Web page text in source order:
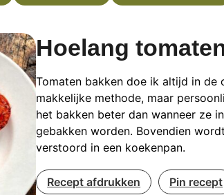
Hoelang
Tomaten bakken doe ik altijd in de
makkelijke methode, maar
het bakken beter dan wanneer ze
gebakken worden. Bovendien
verstoord in een koekenpan.
Recept afdrukken Pin recept